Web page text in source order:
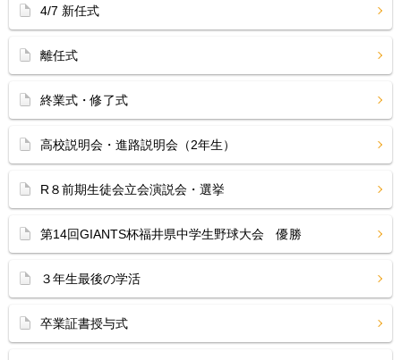
4/7 新任式
離任式
終業式・修了式
高校説明会・進路説明会（2年生）
R８前期生徒会立会演説会・選挙
第14回GIANTS杯福井県中学生野球大会 優勝
３年生最後の学活
卒業証書授与式